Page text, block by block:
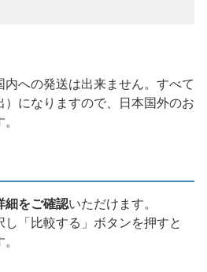
への発送は出来ません。すべて
）になりますので、日本国外のお
細をご確認いただけます。
「比較する」ボタンを押すと